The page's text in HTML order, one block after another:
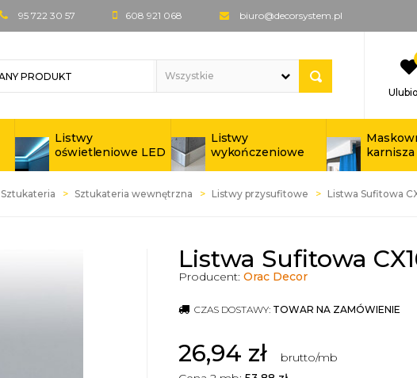
95 722 30 57 608 921 068 biuro@decorsystem.pl
Listwy
oświetleniowe LED
Listwy
wykończeniowe
karnisza
Sztukateria Sztukateria wewnętrzna Listwy przysufitowe Listwa Sufitowa
Listwa Sufitowa
Producent: Orac Decor
CZAS DOSTAWY: TOWAR NA ZAMÓWIENIE
26,94 zł
brutto/mb